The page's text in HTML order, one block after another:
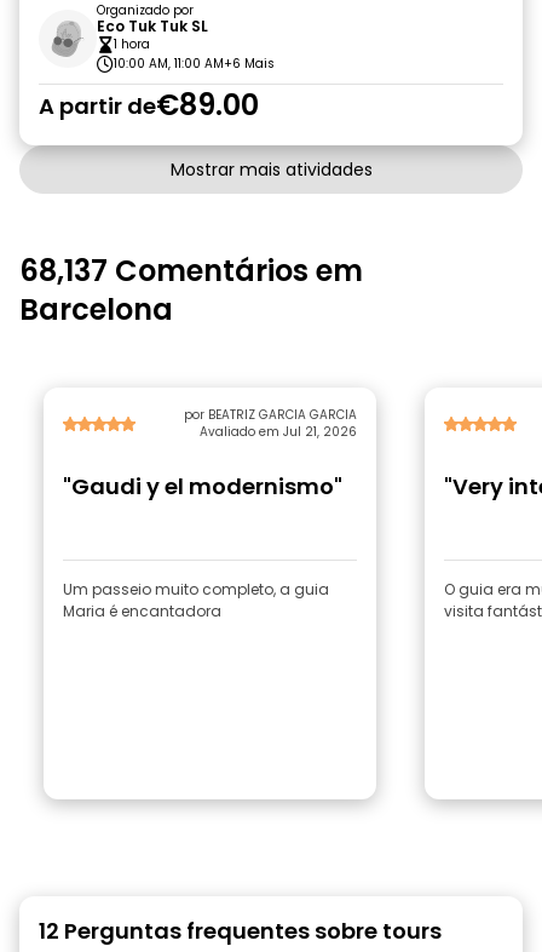
Organizado por
Eco Tuk Tuk SL
1 hora
10:00 AM, 11:00 AM+6 Mais
A partir de€89.00
Mostrar mais atividades
68,137 Comentários em
Barcelona
por BEATRIZ GARCIA GARCIA
Avaliado em Jul 21, 2026
"Gaudi y el modernismo"
Um passeio muito completo, a guia
Maria é encantadora
"Very
O guia era
visita
12 Perguntas frequentes sobre tours